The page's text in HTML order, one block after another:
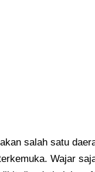
salah satu
Wajar